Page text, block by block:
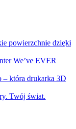
powierzchnie dzięki
We’ve EVER
która drukarka 3D
Twój świat.